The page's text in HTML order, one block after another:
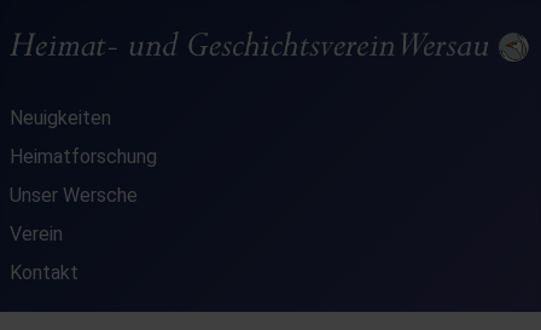
Neuigkeiten
Heimatforschung
Unser Wersche
Verein
Kontakt